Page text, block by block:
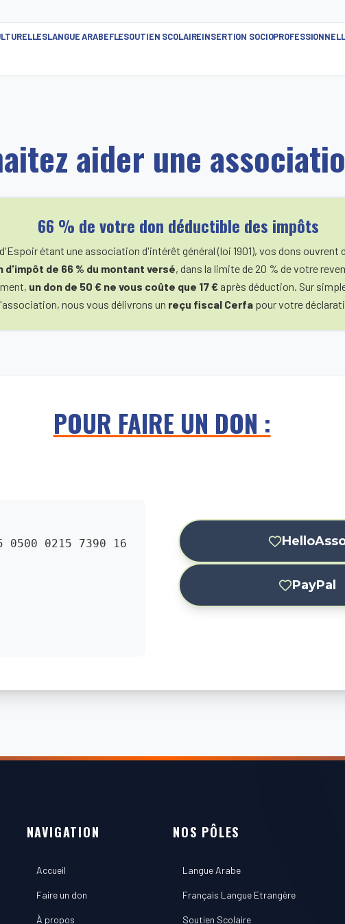
LANGUE ARABEFLESOUTIEN SCOLAIREINSERTION
aider une
66 % de votre don déductible des impôts
étant une association d'intérêt général (loi 1901), vos dons ouvrent
d'impôt de 66 % du montant versé, dans la limite de 20 % de votre
un don de 50 € ne vous coûte que 17 € après déduction. Sur
nous vous délivrons un reçu fiscal Cerfapour votre
POUR FAIRE UN DON :
0500 0215 7390 16
PayPal
NAVIGATION
Accueil
Faire un don
À propos
NOS PÔLES
Langue Arabe
Français Langue Etrangère
Soutien Scolaire